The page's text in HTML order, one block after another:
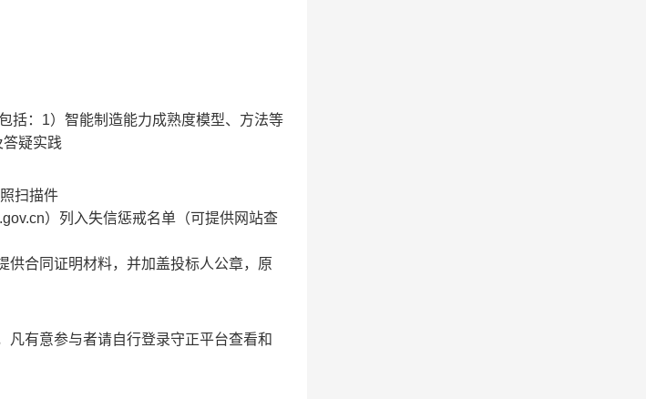
括：1）智能制造能力成熟度模型、方法等
疑实践
扫描件
）列入失信惩戒名单（可提供网站查
供合同证明材料，并加盖投标人公章，原
凡有意参与者请自行登录守正平台查看和